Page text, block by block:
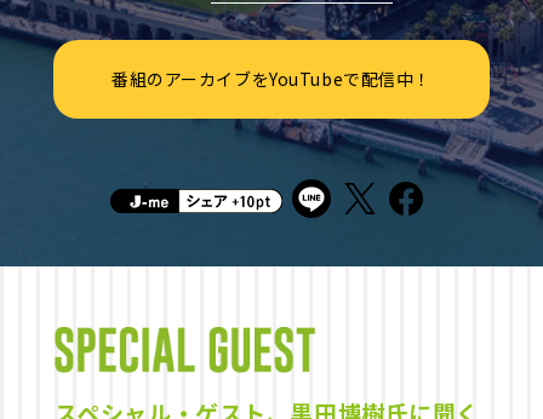
番組のアーカイブをYouTubeで配信中！
スペシャル・ゲスト、黒田博樹氏に聞く